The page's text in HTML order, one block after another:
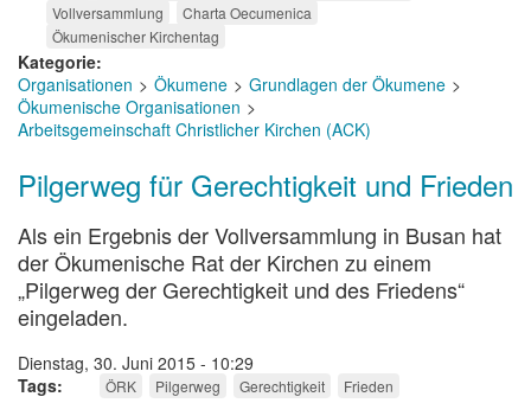
Vollversammlung
Charta Oecumenica
Ökumenischer Kirchentag
Kategorie
Organisationen
Ökumene
Grundlagen der Ökumene
Ökumenische Organisationen
Arbeitsgemeinschaft Christlicher Kirchen (ACK)
Pilgerweg für Gerechtigkeit und Frieden
Als ein Ergebnis der Vollversammlung in Busan hat
der Ökumenische Rat der Kirchen zu einem
„Pilgerweg der Gerechtigkeit und des Friedens“
eingeladen.
Dienstag, 30. Juni 2015 - 10:29
Tags
ÖRK Pilgerweg Gerechtigkeit Frieden